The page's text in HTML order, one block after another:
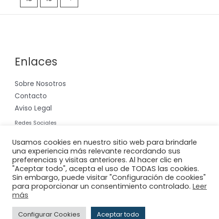
Enlaces
Sobre Nosotros
Contacto
Aviso Legal
Redes Sociales
Copyright © 2026 Riera International, S.A.
Powered byAdderit S.L.
Usamos cookies en nuestro sitio web para brindarle
una experiencia más relevante recordando sus
preferencias y visitas anteriores. Al hacer clic en
"Aceptar todo", acepta el uso de TODAS las cookies.
Sin embargo, puede visitar "Configuración de cookies"
para proporcionar un consentimiento controlado. Leer
más
Configurar Cookies Aceptar todo